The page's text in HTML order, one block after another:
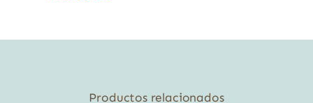
Productos relacionados